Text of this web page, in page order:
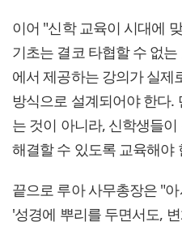
이어 "신학 교육이 시대에
기초는 결코 타협할 수 없
에서 제공하는 강의가 실제
방식으로 설계되어야 한다.
는 것이 아니라, 신학생들
해결할 수 있도록 교육해야
끝으로 루아 사무총장은 "
'성경에 뿌리를 두면서도,